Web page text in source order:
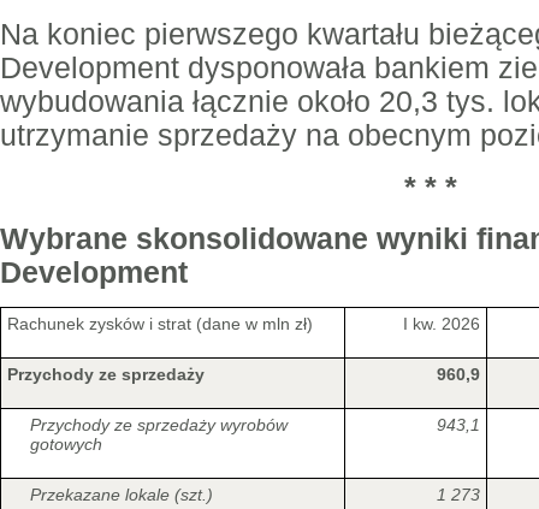
Na koniec pierwszego kwartału
Development dysponowała bankiem
wybudowania łącznie około 20,3 tys.
utrzymanie sprzedaży na obecnym
* * *
Wybrane skonsolidowane wyniki
Development
Rachunek zysków i strat (dane w mln zł) I kw. 2026
Przychody ze sprzedaży 960,9
Przychody ze sprzedaży wyrobów
gotowych
943,1
Przekazane lokale (szt.) 1 273